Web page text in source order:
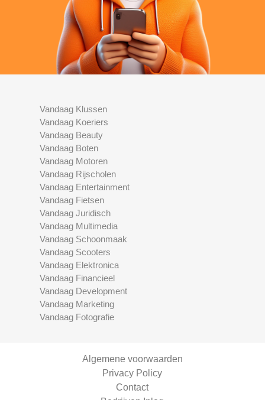
Vandaag Klussen
Vandaag Koeriers
Vandaag Beauty
Vandaag Boten
Vandaag Motoren
Vandaag Rijscholen
Vandaag Entertainment
Vandaag Fietsen
Vandaag Juridisch
Vandaag Multimedia
Vandaag Schoonmaak
Vandaag Scooters
Vandaag Elektronica
Vandaag Financieel
Vandaag Development
Vandaag Marketing
Vandaag Fotografie
Algemene voorwaarden
Privacy Policy
Contact